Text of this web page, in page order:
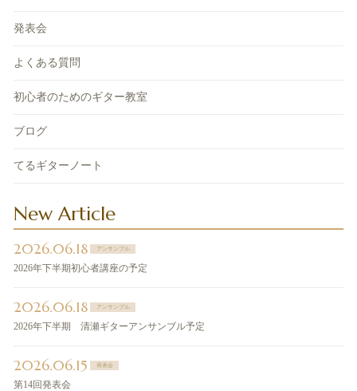
発表会
よくある質問
初心者のためのギター教室
ブログ
てるギターノート
New Article
2026.06.18 アンサンブル
2026年下半期初心者講座の予定
2026.06.18 アンサンブル
2026年下半期 清瀬ギターアンサンブル予定
2026.06.15 発表会
第14回発表会